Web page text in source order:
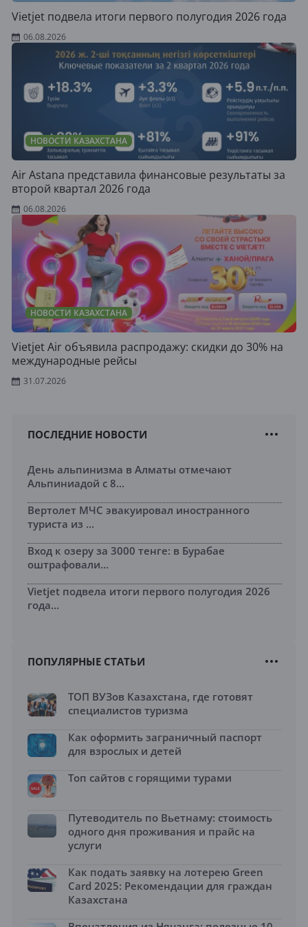
Vietjet подвела итоги первого полугодия 2026 года
06.08.2026
НОВОСТИ КАЗАХСТАНА
Air Astana представила финансовые результаты за
второй квартал 2026 года
06.08.2026
НОВОСТИ КАЗАХСТАНА
Vietjet Air объявила распродажу: скидки до 30% на
международные рейсы
31.07.2026
ПОСЛЕДНИЕ НОВОСТИ
День альпинизма в Алматы отмечают
Альпиниадой с 8...
Вертолет МЧС эвакуировал иностранного
туриста из ...
Вход к озеру за 3000 тенге: в Бурабае
оштрафовали...
Vietjet подвела итоги первого полугодия 2026
года...
ПОПУЛЯРНЫЕ СТАТЬИ
ТОП ВУЗов Казахстана, где готовят
специалистов туризма
Как оформить заграничный паспорт
для взрослых и детей
Топ сайтов с горящими турами
Путеводитель по Вьетнаму: стоимость
одного дня проживания и прайс на
услуги
Как подать заявку на лотерею Green
Card 2025: Рекомендации для граждан
Казахстана